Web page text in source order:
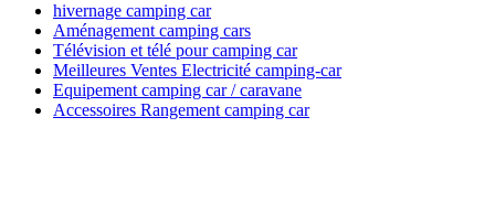
hivernage camping car
Aménagement camping cars
Télévision et télé pour camping car
Meilleures Ventes Electricité camping-car
Equipement camping car / caravane
Accessoires Rangement camping car